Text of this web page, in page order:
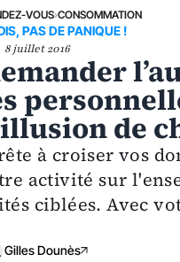
VOUS›CONSOMMATION
PAS DE PANIQUE !
8 juillet 2016
de
à croiser vos
activité sur
ciblées. Avec
Gilles Dounès